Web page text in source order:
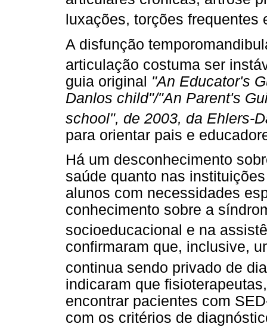
luxações, torções frequentes
A disfunção
articulação costuma ser
guia original "An Educator's
Danlos child"/"An Parent's
school", de 2003, da Ehlers-
para orientar pais e
Há um desconhecimento
saúde quanto nas
alunos com necessidades
conhecimento sobre a
socioeducacional e na
confirmaram que, inclusive,
continua sendo privado de
indicaram que
encontrar pacientes com
com os critérios de